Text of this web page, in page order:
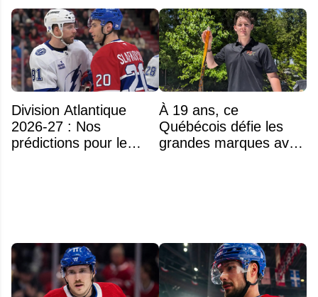
Division Atlantique
2026-27 : Nos
prédictions pour le
À 19 ans, ce
Québécois défie les
grandes marques avec